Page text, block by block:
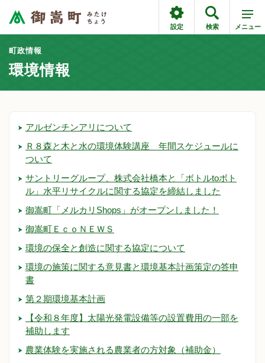
設定 検索 メニュー
町政情報
環境情報
アルゼンチンアリについて
Ｒ８森と木と水の環境体験講座 年間スケジュールに
ついて
サントリーグループ、株式会社橋本と「ボトルtoボト
ル」水平リサイクルに関する協定を締結しました
御嵩町「メルカリShops」がオープンしました！
御嵩町ＥｃｏＮＥＷＳ
環境の保全と創造に関する協定について
環境の施策に関する意見書と環境基本計画策定の答申
書
第２期環境基本計画
【令和８年度】太陽光発電設備等の設置費用の一部を
補助します
農業体験を実施される農業者の方対象（補助金）